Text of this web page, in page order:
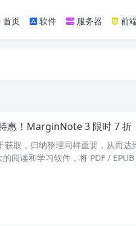
首页 软件 服务器 前
惠！MarginNote 3 限时 7 折
获取，归纳整理同样重要，从而
阅读和学习软件，将 PDF /